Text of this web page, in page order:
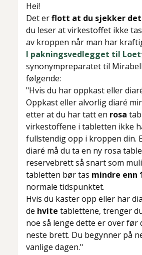
Hei!
Det erflott at du sjekker
du leser at virkestoffet ikke
av kroppen når man har
I pakningsvedlegget til
synonympreparatet til
følgende:
"Hvis du har oppkast eller
Oppkast eller alvorlig diaré
etter at du har tatt en rosa
virkestoffene i tabletten ikke
fullstendig opp i kroppen din.
diaré må du ta en ny rosa
reservebrett så snart som
tabletten bør tas mindre enn
normale tidspunktet.
Hvis du kaster opp eller har
de hvite tablettene, trenger
noe så lenge dette er over før
neste brett. Du begynner på
vanlige dagen."